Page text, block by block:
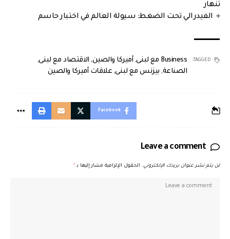
تنهار
الفيدرالي تحت الضغط: سيولة العالم في اختبار حاسم
TAGGED: Business مع لبنى , أميركا والصين, الاقتصاد مع لبنى,
الصناعة, بيزنس مع لبنى, علاقات أميركا والصين
Facebook
Leave a comment
لن يتم نشر عنوان بريدك الإلكتروني. الحقول الإلزامية مشار إليها بـ *